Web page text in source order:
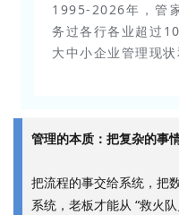
1995-2026年，管
务过各行各业超过
大中小企业管理现状
管理的本质：把复杂的事
把流程的事交给系统，把
系统，老板才能从 “救火